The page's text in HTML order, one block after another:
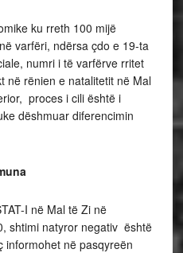
ku rreth 100 mijë
varfëri, ndërsa çdo e 19-ta
numri i të varfërve rritet
në rënien e natalitetit në Mal
proces i cili është i
dëshmuar diferencimin
I në Mal të Zi në
shtimi natyror negativ është
informohet në pasqyreën